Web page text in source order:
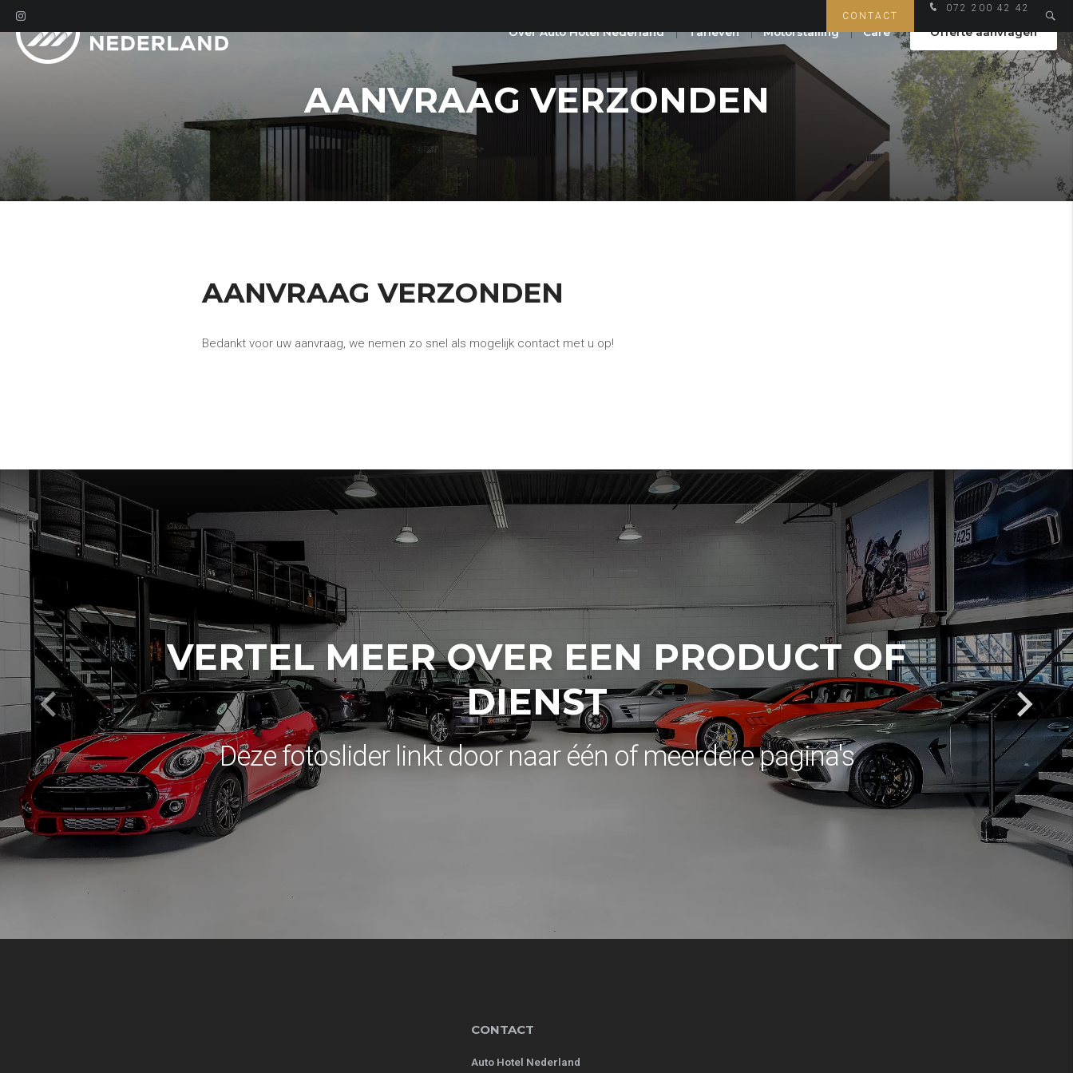
072 200 42 42
CONTACT
Over Auto Hotel Nederland Tarieven Motorstalling Care Offerte aanvragen
AANVRAAG VERZONDEN
AANVRAAG VERZONDEN
Bedankt voor uw aanvraag, we nemen zo snel als mogelijk contact met u op!
VERTEL MEER OVER EEN PRODUCT OF
DIENST
Deze fotoslider linkt door naar één of meerdere pagina's
CONTACT
Auto Hotel Nederland